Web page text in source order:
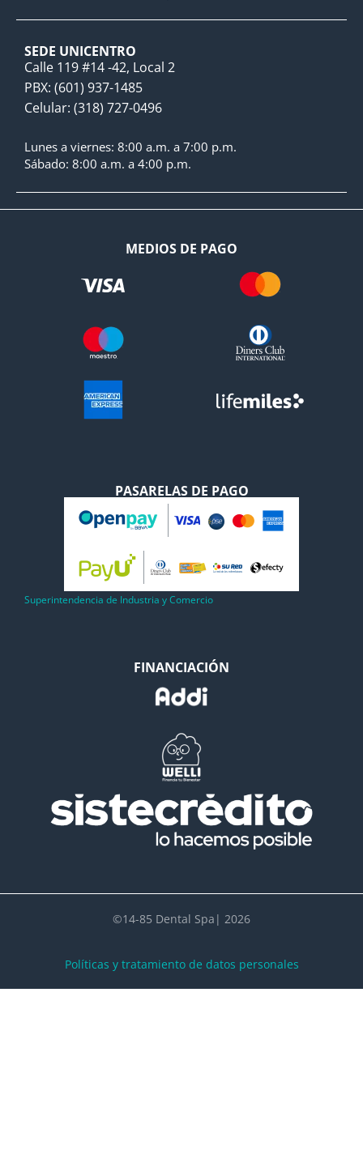
SEDE UNICENTRO
Calle 119 #14 -42, Local 2
PBX: (601) 937-1485
Celular: (318) 727-0496
Lunes a viernes: 8:00 a.m. a 7:00 p.m.
Sábado: 8:00 a.m. a 4:00 p.m.
MEDIOS DE PAGO
PASARELAS DE PAGO
Superintendencia de Industria y Comercio
FINANCIACIÓN
©14-85 Dental Spa| 2026
Políticas y tratamiento de datos personales